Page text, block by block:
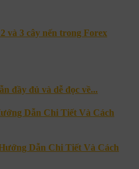
và 3 cây nến trong Forex
đầy đủ và dễ đọc về...
Dẫn Chi Tiết Và Cách
Dẫn Chi Tiết Và Cách